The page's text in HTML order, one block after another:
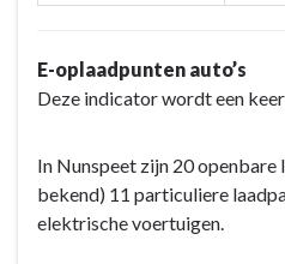
E-oplaadpunten auto’s
Deze indicator wordt een
In Nunspeet zijn 20 openbare
bekend) 11 particuliere
elektrische voertuigen.